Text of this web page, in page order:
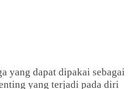
yang dapat dipakai sebagai
yang terjadi pada diri